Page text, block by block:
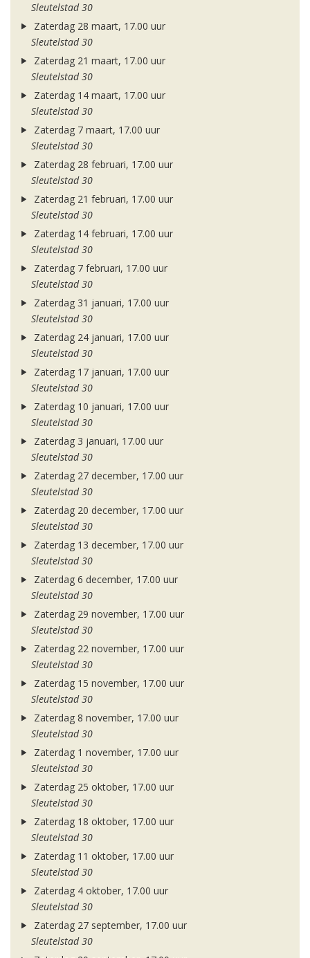
Sleutelstad 30
Zaterdag 28 maart, 17.00 uur
Sleutelstad 30
Zaterdag 21 maart, 17.00 uur
Sleutelstad 30
Zaterdag 14 maart, 17.00 uur
Sleutelstad 30
Zaterdag 7 maart, 17.00 uur
Sleutelstad 30
Zaterdag 28 februari, 17.00 uur
Sleutelstad 30
Zaterdag 21 februari, 17.00 uur
Sleutelstad 30
Zaterdag 14 februari, 17.00 uur
Sleutelstad 30
Zaterdag 7 februari, 17.00 uur
Sleutelstad 30
Zaterdag 31 januari, 17.00 uur
Sleutelstad 30
Zaterdag 24 januari, 17.00 uur
Sleutelstad 30
Zaterdag 17 januari, 17.00 uur
Sleutelstad 30
Zaterdag 10 januari, 17.00 uur
Sleutelstad 30
Zaterdag 3 januari, 17.00 uur
Sleutelstad 30
Zaterdag 27 december, 17.00 uur
Sleutelstad 30
Zaterdag 20 december, 17.00 uur
Sleutelstad 30
Zaterdag 13 december, 17.00 uur
Sleutelstad 30
Zaterdag 6 december, 17.00 uur
Sleutelstad 30
Zaterdag 29 november, 17.00 uur
Sleutelstad 30
Zaterdag 22 november, 17.00 uur
Sleutelstad 30
Zaterdag 15 november, 17.00 uur
Sleutelstad 30
Zaterdag 8 november, 17.00 uur
Sleutelstad 30
Zaterdag 1 november, 17.00 uur
Sleutelstad 30
Zaterdag 25 oktober, 17.00 uur
Sleutelstad 30
Zaterdag 18 oktober, 17.00 uur
Sleutelstad 30
Zaterdag 11 oktober, 17.00 uur
Sleutelstad 30
Zaterdag 4 oktober, 17.00 uur
Sleutelstad 30
Zaterdag 27 september, 17.00 uur
Sleutelstad 30